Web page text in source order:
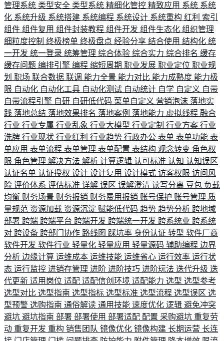
管理系统 类型安全 类型系统 精细化管控 精致应用 系统 系统
化 系统升级 系统搭建 系统编程 系统设计 系统重构 红利 索引
组件 组件复用 组件封装教程 组件开发 组件生态化 组织管理
细粒度控制 终极榜单 终极盘点 经验分享 结合使用 结构化 统
一开发 统一登录 统筹管理 综合体验 综合实力 综合排名 缓存
缓存问题 编排引擎 编程 缩短周期 职业发展 职业定位 职业规
划 职场 联合数据 联调 能力全景 能力对比 能力成熟度 能力极
限 自动化 自动化工具 自动化测试 自动统计 自学 自定义 自带
自带流程引擎 自研 自研低代码 菜单自定义 营销泡沫 落地实
践 落地总结 落地效果排名 落地案例 落地能力 虚拟线程 融合
行业 行业专属 行业乱象 行业大模型 行业定制 行业方案 行业
洗牌 行业现状 行业红利 行业趋势 行政办公 表单 表单功能 表
单应用 表单流程 表单管理 表单配置 表结构 观念转变 角色权
限 角色管理 解决方法 解析 计算逻辑 认可标准 认知 认知误区
认证名单 认证授权 设计 设计复用 设计模式 访客权限 访问风
险 评价体系 评估标准 详解 误区 误解澄清 读写分离 豆包 负载
均衡 财务场景 财务报销 财务费用报销 账号保护 账号管理 质
量规范 资源加载 资源沉淀 赋能低代码 趋势 趋势分析 跨地域
部署 跨端 跨端平台 跨端开发 跨端统一开发 跨系统业 跨系统
对 跨设备 跨部门协作 路线图 踩坑率 身份认证 转型 软件厂商
软件开发 软件行业 轻量化 轻量应用 轻量源码 辅助编程 边界
分析 边缘计算 运维成本 运维技能 运维省心 运行效率 运行状
态 运行监控 进销存管理 进阶 进阶技巧 进阶玩法 迭代升级 迭
代更新 适用岗位 适配 适配信创环境 适配能力 选型 选型参考
选型对比 选型指南 选型指标 选型标准 选型流程 选型误区 选
型预警 选购指南 通俗解读 通用技能 速度优化 逻辑 避免冲突
避坑 避坑指南 部署 部署使用 部署适配 配置 采购避坑 重复劳
动 重复开发 重构 销售团队 镜像优化 镜像构建 长期运营 长连